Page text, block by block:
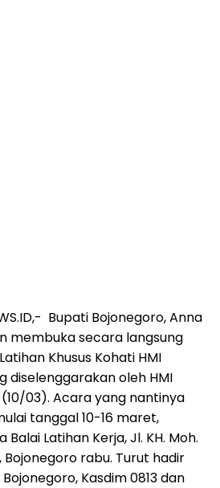
Bupati Bojonegoro, Anna
membuka secara langsung
Khusus Kohati HMI
diselenggarakan oleh HMI
03). Acara yang nantinya
tanggal 10-16 maret,
Latihan Kerja, Jl. KH. Moh.
Bojonegoro rabu. Turut hadir
Kasdim 0813 dan